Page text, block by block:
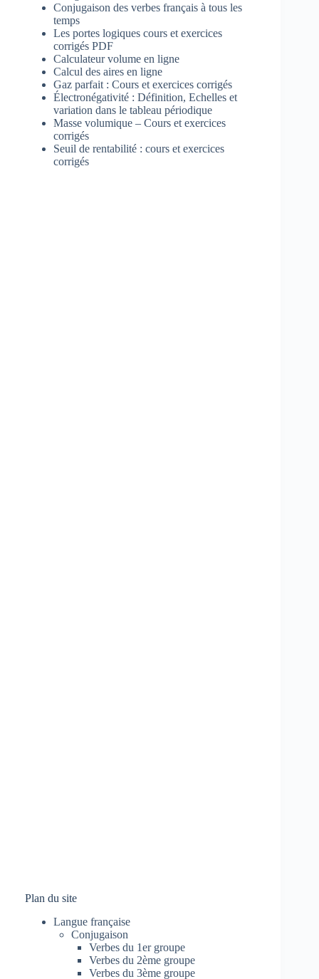
Conjugaison des verbes français à tous les
temps
Les portes logiques cours et exercices
corrigés PDF
Calculateur volume en ligne
Calcul des aires en ligne
Gaz parfait : Cours et exercices corrigés
Électronégativité : Définition, Echelles et
variation dans le tableau périodique
Masse volumique – Cours et exercices
corrigés
Seuil de rentabilité : cours et exercices
corrigés
Plan du site
Langue française
Conjugaison
Verbes du 1er groupe
Verbes du 2ème groupe
Verbes du 3ème groupe